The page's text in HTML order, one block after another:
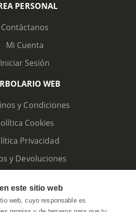
PERSONAL
Contáctanos
Mi Cuenta
Iniciar Sesión
WEB
y Condiciones
Cookies
Privacidad
y Devoluciones
este sitio web
web, cuyo responsable es